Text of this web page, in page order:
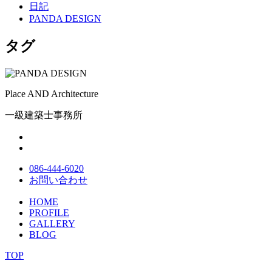
日記
PANDA DESIGN
タグ
Place AND Architecture
一級建築士事務所
086-444-6020
お問い合わせ
HOME
PROFILE
GALLERY
BLOG
TOP